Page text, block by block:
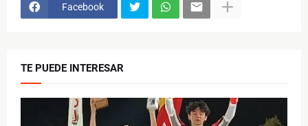
Facebook
TE PUEDE INTERESAR